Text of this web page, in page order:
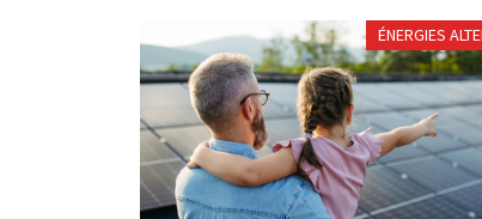
ÉNERGIES